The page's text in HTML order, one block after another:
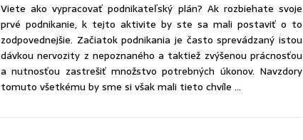
Viete ako vypracovať podnikateľský plán? Ak rozbiehate svoje
prvé podnikanie, k tejto aktivite by ste sa mali postaviť o to
zodpovednejšie. Začiatok podnikania je často sprevádzaný istou
dávkou nervozity z nepoznaného a taktiež zvýšenou prácnosťou
a nutnosťou zastrešiť množstvo potrebných úkonov. Navzdory
tomuto všetkému by sme si však mali tieto chvíle …